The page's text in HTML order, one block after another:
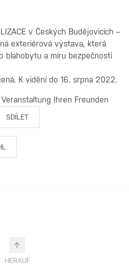
v Českých Budějovicích –
exteriérová výstava, která
blahobytu a míru bezpečnosti
K vidění do 16. srpna 2022.
Ihren Freunden
SDÍLET
HERAUF